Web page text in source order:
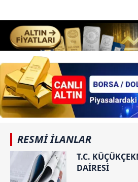
RESMİ İLANLAR
T.C.
DAİRESİ